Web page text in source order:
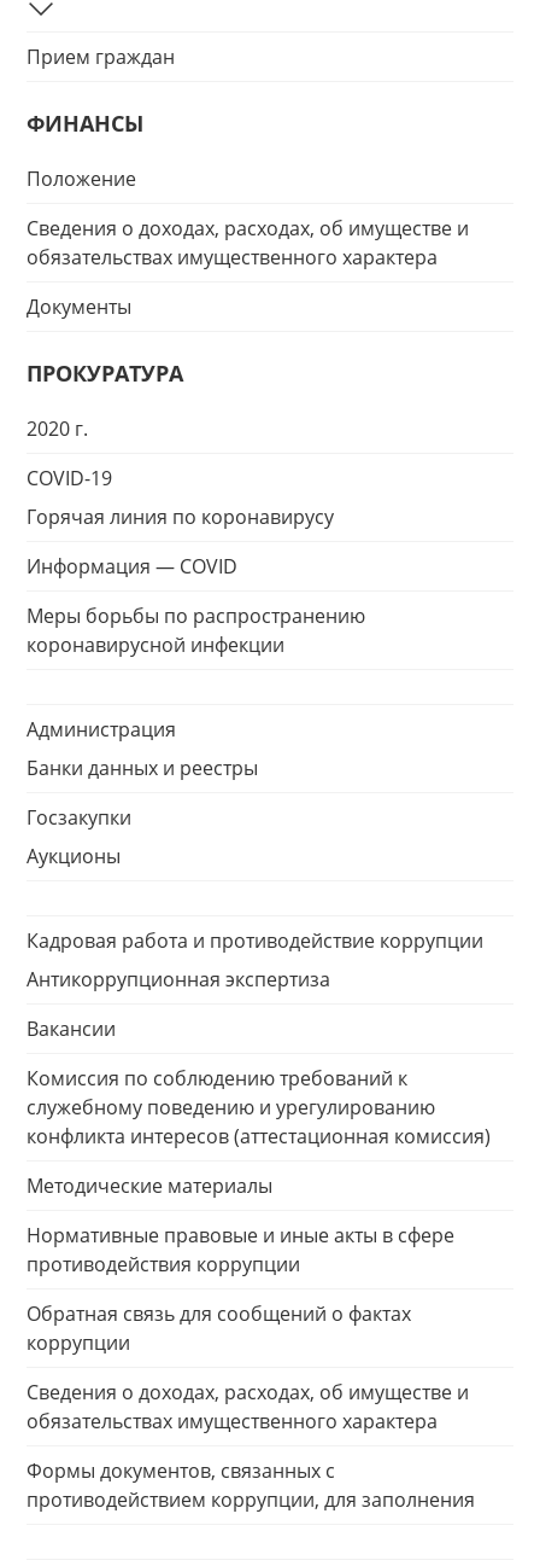
Прием граждан
ФИНАНСЫ
Положение
Сведения о доходах, расходах, об имуществе и
обязательствах имущественного характера
Документы
ПРОКУРАТУРА
2020 г.
COVID-19
Горячая линия по коронавирусу
Информация — COVID
Меры борьбы по распространению
коронавирусной инфекции
Администрация
Банки данных и реестры
Госзакупки
Аукционы
Кадровая работа и противодействие коррупции
Антикоррупционная экспертиза
Вакансии
Комиссия по соблюдению требований к
служебному поведению и урегулированию
конфликта интересов (аттестационная комиссия)
Методические материалы
Нормативные правовые и иные акты в сфере
противодействия коррупции
Обратная связь для сообщений о фактах
коррупции
Сведения о доходах, расходах, об имуществе и
обязательствах имущественного характера
Формы документов, связанных с
противодействием коррупции, для заполнения